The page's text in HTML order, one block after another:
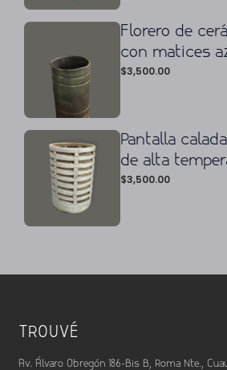
Florero de
con matices
$3,500.00
Pantalla
de alta
$3,500.00
TROUVÉ
Av. Álvaro Obregón 186-Bis B, Roma Nte.,